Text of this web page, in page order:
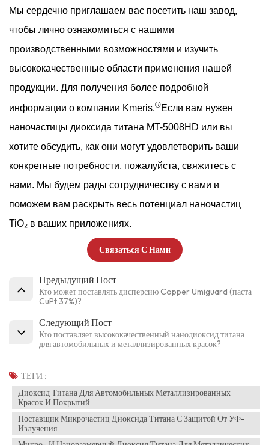
Мы сердечно приглашаем вас посетить наш завод,
чтобы лично ознакомиться с нашими
производственными возможностями и изучить
высококачественные области применения нашей
продукции. Для получения более подробной
информации о компании Kmeris.®Если вам нужен
наночастицы диоксида титана MT-5008HD или вы
хотите обсудить, как они могут удовлетворить ваши
конкретные потребности, пожалуйста, свяжитесь с
нами. Мы будем рады сотрудничеству с вами и
поможем вам раскрыть весь потенциал наночастиц
TiO₂ в ваших приложениях.
Связаться С Нами
Предыдущий Пост
Кто может поставлять дисперсию Copper Umiguard (паста
CuPt 37%)?
Следующий Пост
Кто поставляет высококачественный нанодиоксид титана
для автомобильных и металлизированных красок?
ТЕГИ :
Диоксид Титана Для Автомобильных Металлизированных
Красок И Покрытий
Поставщик Микрочастиц Диоксида Титана С Защитой От УФ-
Излучения